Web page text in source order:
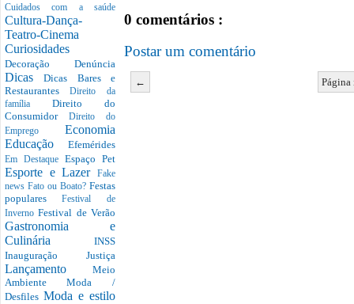
Cuidados com a saúde
Cultura-Dança-
Teatro-Cinema
Curiosidades
Decoração Denúncia
DicasDicas Bares e
RestaurantesDireito da
família Direito do
Consumidor Direito do
Emprego Economia
Educação Efemérides
Em Destaque Espaço Pet
Esporte e Lazer
Fake
news Fato ou Boato? Festas
popularesFestival de
InvernoFestival de Verão
Gastronomia e
Culinária INSS
Inauguração Justiça
Lançamento Meio
AmbienteModa /
Desfiles Moda e estilo
0 comentários :
Postar um comentário
←